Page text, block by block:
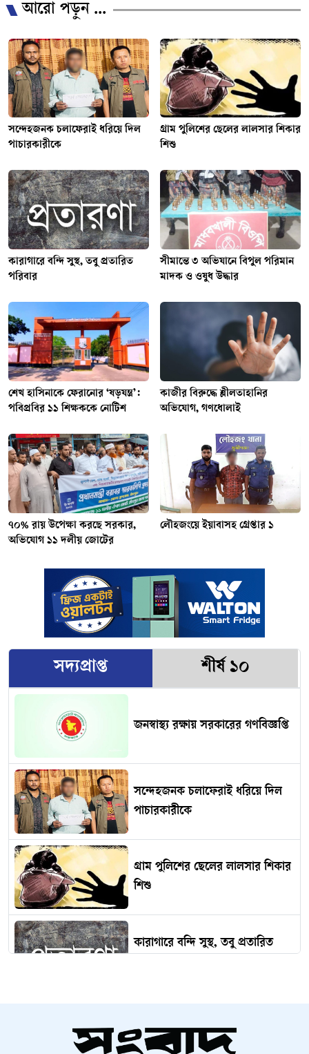
আরো পড়ুন ...
সন্দেহজনক চলাফেরাই ধরিয়ে দিল
পাচারকারীকে
গ্রাম পুলিশের ছেলের লালসার শিকার
শিশু
কারাগারে বন্দি সুস্থ, তবু প্রতারিত
পরিবার
সীমান্তে ৩ অভিযানে বিপুল পরিমান
মাদক ও ওষুধ উদ্ধার
শেখ হাসিনাকে ফেরানোর ‘ষড়যন্ত্র’:
পবিপ্রবির ১১ শিক্ষককে নোটিশ
কাজীর বিরুদ্ধে শ্লীলতাহানির
অভিযোগ, গণধোলাই
৭০% রায় উপেক্ষা করছে সরকার,
অভিযোগ ১১ দলীয় জোটের
লৌহজংয়ে ইয়াবাসহ গ্রেপ্তার ১
সদ্যপ্রাপ্ত শীর্ষ ১০
জনস্বাস্থ্য রক্ষায় সরকারের গণবিজ্ঞপ্তি
সন্দেহজনক চলাফেরাই ধরিয়ে দিল
পাচারকারীকে
গ্রাম পুলিশের ছেলের লালসার শিকার
শিশু
কারাগারে বন্দি সুস্থ, তবু প্রতারিত
বিজ্ঞপ্তি